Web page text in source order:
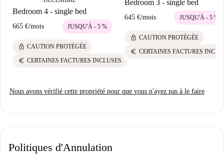
Bedroom 4 - single bed
665 €/mois JUSQU'À - 5 %
lock CAUTION PROTÉGÉE
euro CERTAINES FACTURES INCLUSES
Bedroom 3 - single bed
645 €/mois JUSQU'À - 5 %
lock CAUTION PROTÉGÉE
euro CERTAINES FACTURES
Nous avons vérifié cette propriété pour que vous n'ayez pas à le faire
Politiques d'Annulation